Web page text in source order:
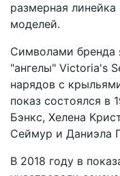
размерная
моделей.
Символами бренда
"ангелы" Victoria's
нарядов с
показ состоялся в
Бэнкс, Хелена
Сеймур и Даниэла
В 2018 году в